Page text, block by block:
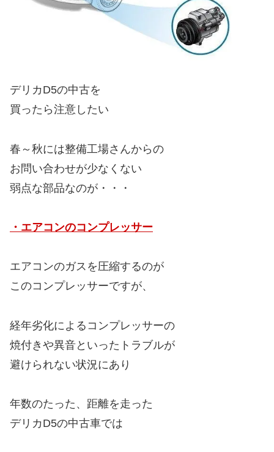
デリカD5の中古を
買ったら注意したい
春～秋には整備工場さんからの
お問い合わせが少なくない
弱点な部品なのが・・・
・エアコンのコンプレッサー
エアコンのガスを圧縮するのが
このコンプレッサーですが、
経年劣化によるコンプレッサーの
焼付きや異音といったトラブルが
避けられない状況にあり
年数のたった、距離を走った
デリカD5の中古車では